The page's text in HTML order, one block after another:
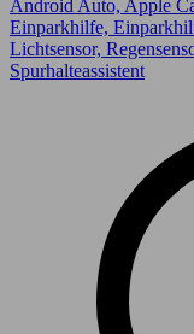
Android Auto, Apple
Einparkhilfe,
Lichtsensor,
Spurhalteassistent